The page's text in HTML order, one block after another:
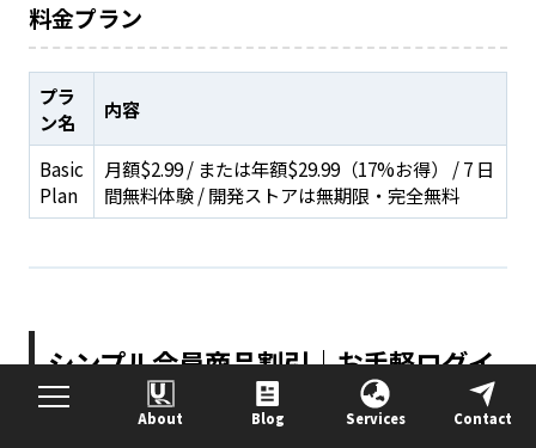
About Blog Services Contact
料金プラン
プラ
ン名
内容
Basic
Plan
月額$2.99 / または年額$29.99（17%お得） / 7 日
間無料体験 / 開発ストアは無期限・完全無料
シンプル会員商品割引｜お手軽ログイ
ン商品セール設定